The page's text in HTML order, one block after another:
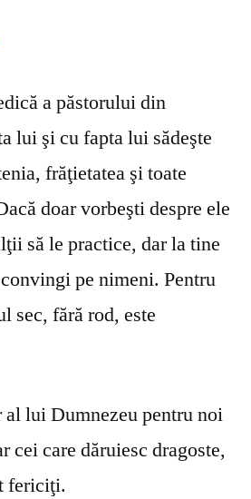
a păstorului din
lui şi cu fapta lui sădeşte
frăţietatea şi toate
doar vorbeşti despre ele
să le practice, dar la tine
pe nimeni. Pentru
sec, fără rod, este
al lui Dumnezeu pentru noi
cei care dăruiesc dragoste,
fericiţi.